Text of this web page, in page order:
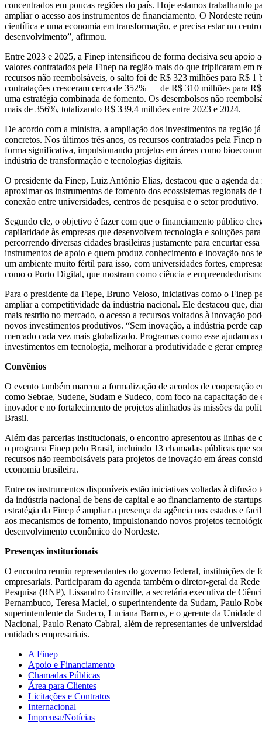
concentrados em poucas regiões do país. Hoje estamos trabalhando
ampliar o acesso aos instrumentos de financiamento. O Nordeste
científica e uma economia em transformação, e precisa estar no
desenvolvimento”, afirmou.
Entre 2023 e 2025, a Finep intensificou de forma decisiva seu apoio
valores contratados pela Finep na região mais do que triplicaram em
recursos não reembolsáveis, o salto foi de R$ 323 milhões para R$ 1
contratações cresceram cerca de 352% — de R$ 310 milhões para
uma estratégia combinada de fomento. Os desembolsos não
mais de 356%, totalizando R$ 339,4 milhões entre 2023 e 2024.
De acordo com a ministra, a ampliação dos investimentos na região já
concretos. Nos últimos três anos, os recursos contratados pela Finep
forma significativa, impulsionando projetos em áreas como
indústria de transformação e tecnologias digitais.
O presidente da Finep, Luiz Antônio Elias, destacou que a agenda
aproximar os instrumentos de fomento dos ecossistemas regionais de
conexão entre universidades, centros de pesquisa e o setor produtivo.
Segundo ele, o objetivo é fazer com que o financiamento público
capilaridade às empresas que desenvolvem tecnologia e soluções
percorrendo diversas cidades brasileiras justamente para encurtar
instrumentos de apoio e quem produz conhecimento e inovação nos
um ambiente muito fértil para isso, com universidades fortes,
como o Porto Digital, que mostram como ciência e
Para o presidente da Fiepe, Bruno Veloso, iniciativas como o Finep
ampliar a competitividade da indústria nacional. Ele destacou que,
mais restrito no mercado, o acesso a recursos voltados à inovação
novos investimentos produtivos. “Sem inovação, a indústria perde
mercado cada vez mais globalizado. Programas como esse ajudam as
investimentos em tecnologia, melhorar a produtividade e gerar
Convênios
O evento também marcou a formalização de acordos de cooperação
como Sebrae, Sudene, Sudam e Sudeco, com foco na capacitação
inovador e no fortalecimento de projetos alinhados às missões da
Brasil.
Além das parcerias institucionais, o encontro apresentou as linhas de
o programa Finep pelo Brasil, incluindo 13 chamadas públicas que
recursos não reembolsáveis para projetos de inovação em áreas
economia brasileira.
Entre os instrumentos disponíveis estão iniciativas voltadas à difusão
da indústria nacional de bens de capital e ao financiamento de
estratégia da Finep é ampliar a presença da agência nos estados e
aos mecanismos de fomento, impulsionando novos projetos
desenvolvimento econômico do Nordeste.
Presenças institucionais
O encontro reuniu representantes do governo federal, instituições de
empresariais. Participaram da agenda também o diretor-geral da
Pesquisa (RNP), Lissandro Granville, a secretária executiva de
Pernambuco, Teresa Maciel, o superintendente da Sudam, Paulo
superintendente da Sudeco, Luciana Barros, e o gerente da Unidade
Nacional, Paulo Renato Cabral, além de representantes de
entidades empresariais.
A Finep
Apoio e Financiamento
Chamadas Públicas
Área para Clientes
Licitações e Contratos
Internacional
Imprensa/Notícias